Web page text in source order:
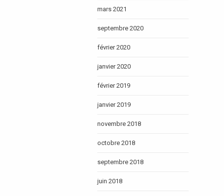
mars 2021
septembre 2020
février 2020
janvier 2020
février 2019
janvier 2019
novembre 2018
octobre 2018
septembre 2018
juin 2018